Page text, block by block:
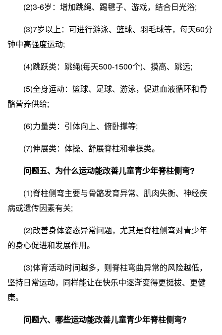
(2)3-6岁：增加跳绳、踢毽子、游戏，结合日光浴;
(3)7岁以上：可进行游泳、篮球、羽毛球等，每天60分
钟中高强度运动;
(4)跳跃类：跳绳(每天500-1500个)、摸高、跳远;
(5)全身运动：篮球、足球、游泳，促进血液循环和骨
骼营养供给;
(6)力量类：引体向上、俯卧撑等;
(7)伸展类：体操、舒展脊柱和拳操类。
问题五、为什么运动能改善儿童青少年脊柱侧弯?
(1)脊柱侧弯主要与骨骼发育异常、肌肉失衡、神经疾
病或遗传因素有关;
(2)改善身体姿态异常问题，尤其是脊柱侧弯对青少年
的身心促进和发展作用。
(3)体育活动时间越多，则脊柱弯曲异常的风险越低，
坚持日常运动，同样能让在快乐中逐渐变得更挺拔、更健
康。
问题六、哪些运动能改善儿童青少年脊柱侧弯?